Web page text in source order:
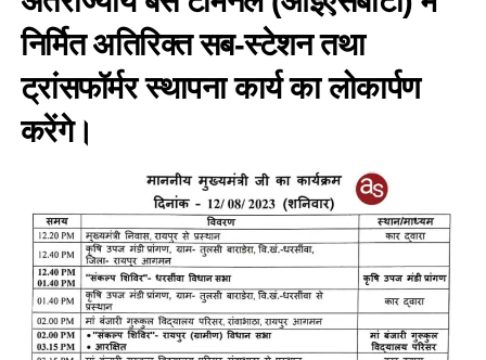
निर्मित अतिरिक्त सब-स्टेशन तथा
ट्रांसफॉर्मर स्थापना कार्य का लोकार्पण
करेंगे।